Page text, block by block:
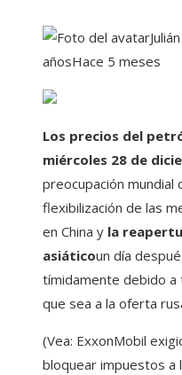
añosHace 5 meses
Los precios del
miércoles 28 de
preocupación mundial
flexibilización de las
en China y la
asiáticoun día
tímidamente debido a
que sea a la oferta
(Vea: ExxonMobil
bloquear impuestos a